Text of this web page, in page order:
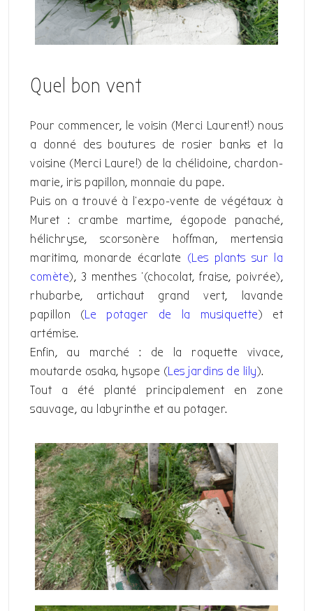
Quel bon vent
Pour commencer, le voisin (Merci Laurent!) nous
a donné des boutures de rosier banks et la
voisine (Merci Laure!) de la chélidoine, chardon-
marie, iris papillon, monnaie du pape.
Puis on a trouvé à l’expo-vente de végétaux à
Muret : crambe martime, égopode panaché,
hélichryse, scorsonère hoffman, mertensia
maritima, monarde écarlate (Les plants sur la
comète), 3 menthes ‘(chocolat, fraise, poivrée),
rhubarbe, artichaut grand vert, lavande
papillon (Le potager de la musiquette) et
artémise.
Enfin, au marché : de la roquette vivace,
moutarde osaka, hysope (Les jardins de lily).
Tout a été planté principalement en zone
sauvage, au labyrinthe et au potager.